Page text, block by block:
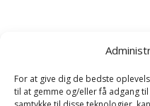
For at give dig de bedste
til at gemme og/eller få adgang
Plæneklipper